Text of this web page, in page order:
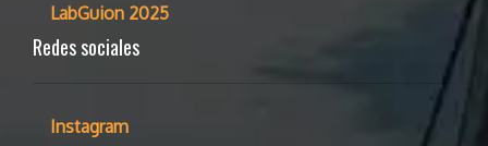
LabGuion 2025
Redes sociales
Instagram